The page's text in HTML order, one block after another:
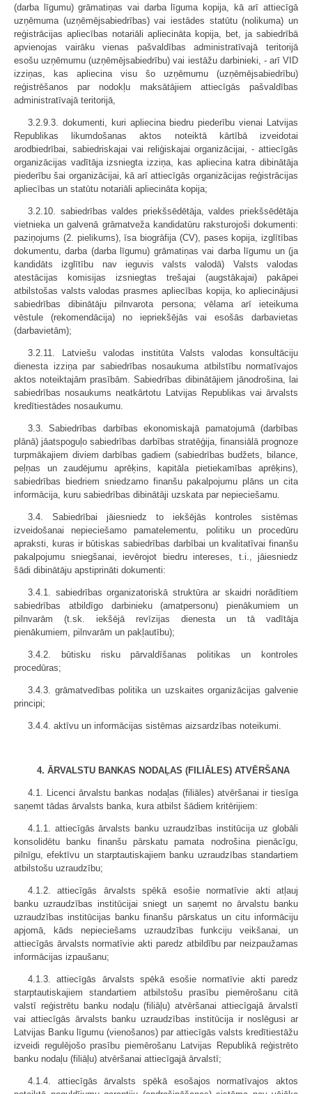
(darba līgumu) grāmatiņas vai darba līguma kopija, kā arī attiecīgā
uzņēmuma (uzņēmējsabiedrības) vai iestādes statūtu (nolikuma) un
reģistrācijas apliecības notariāli apliecināta kopija, bet, ja sabiedrībā
apvienojas vairāku vienas pašvaldības administratīvajā teritorijā
esošu uzņēmumu (uzņēmējsabiedrību) vai iestāžu darbinieki, - arī VID
izziņas, kas apliecina visu šo uzņēmumu (uzņēmējsabiedrību)
reģistrēšanos par nodokļu maksātājiem attiecīgās pašvaldības
administratīvajā teritorijā,
3.2.9.3. dokumenti, kuri apliecina biedru piederību vienai Latvijas
Republikas likumdošanas aktos noteiktā kārtībā izveidotai
arodbiedrībai, sabiedriskajai vai reliģiskajai organizācijai, - attiecīgās
organizācijas vadītāja izsniegta izziņa, kas apliecina katra dibinātāja
piederību šai organizācijai, kā arī attiecīgās organizācijas reģistrācijas
apliecības un statūtu notariāli apliecināta kopija;
3.2.10. sabiedrības valdes priekšsēdētāja, valdes priekšsēdētāja
vietnieka un galvenā grāmatveža kandidatūru raksturojoši dokumenti:
paziņojums (2. pielikums), īsa biogrāfija (CV), pases kopija, izglītības
dokumentu, darba (darba līgumu) grāmatiņas vai darba līgumu un (ja
kandidāts izglītību nav ieguvis valsts valodā) Valsts valodas
atestācijas komisijas izsniegtas trešajai (augstākajai) pakāpei
atbilstošas valsts valodas prasmes apliecības kopija, ko apliecinājusi
sabiedrības dibinātāju pilnvarota persona; vēlama arī ieteikuma
vēstule (rekomendācija) no iepriekšējās vai esošās darbavietas
(darbavietām);
3.2.11. Latviešu valodas institūta Valsts valodas konsultāciju
dienesta izziņa par sabiedrības nosaukuma atbilstību normatīvajos
aktos noteiktajām prasībām. Sabiedrības dibinātājiem jānodrošina, lai
sabiedrības nosaukums neatkārtotu Latvijas Republikas vai ārvalsts
kredītiestādes nosaukumu.
3.3. Sabiedrības darbības ekonomiskajā pamatojumā (darbības
plānā) jāatspoguļo sabiedrības darbības stratēģija, finansiālā prognoze
turpmākajiem diviem darbības gadiem (sabiedrības budžets, bilance,
peļņas un zaudējumu aprēķins, kapitāla pietiekamības aprēķins),
sabiedrības biedriem sniedzamo finanšu pakalpojumu plāns un cita
informācija, kuru sabiedrības dibinātāji uzskata par nepieciešamu.
3.4. Sabiedrībai jāiesniedz to iekšējās kontroles sistēmas
izveidošanai nepieciešamo pamatelementu, politiku un procedūru
apraksti, kuras ir būtiskas sabiedrības darbībai un kvalitatīvai finanšu
pakalpojumu sniegšanai, ievērojot biedru intereses, t.i., jāiesniedz
šādi dibinātāju apstiprināti dokumenti:
3.4.1. sabiedrības organizatoriskā struktūra ar skaidri norādītiem
sabiedrības atbildīgo darbinieku (amatpersonu) pienākumiem un
pilnvarām (t.sk. iekšējā revīzijas dienesta un tā vadītāja
pienākumiem, pilnvarām un pakļautību);
3.4.2. būtisku risku pārvaldīšanas politikas un kontroles
procedūras;
3.4.3. grāmatvedības politika un uzskaites organizācijas galvenie
principi;
3.4.4. aktīvu un informācijas sistēmas aizsardzības noteikumi.
4. ĀRVALSTU BANKAS NODAĻAS (FILIĀLES) ATVĒRŠANA
4.1. Licenci ārvalstu bankas nodaļas (filiāles) atvēršanai ir tiesīga
saņemt tādas ārvalsts banka, kura atbilst šādiem kritērijiem:
4.1.1. attiecīgās ārvalsts banku uzraudzības institūcija uz globāli
konsolidētu banku finanšu pārskatu pamata nodrošina pienācīgu,
pilnīgu, efektīvu un starptautiskajiem banku uzraudzības standartiem
atbilstošu uzraudzību;
4.1.2. attiecīgās ārvalsts spēkā esošie normatīvie akti atļauj
banku uzraudzības institūcijai sniegt un saņemt no ārvalstu banku
uzraudzības institūcijas banku finanšu pārskatus un citu informāciju
apjomā, kāds nepieciešams uzraudzības funkciju veikšanai, un
attiecīgās ārvalsts normatīvie akti paredz atbildību par neizpaužamas
informācijas izpaušanu;
4.1.3. attiecīgās ārvalsts spēkā esošie normatīvie akti paredz
starptautiskajiem standartiem atbilstošu prasību piemērošanu citā
valstī reģistrētu banku nodaļu (filiāļu) atvēršanai attiecīgajā ārvalstī
vai attiecīgās ārvalsts banku uzraudzības institūcija ir noslēgusi ar
Latvijas Banku līgumu (vienošanos) par attiecīgās valsts kredītiestāžu
izveidi regulējošo prasību piemērošanu Latvijas Republikā reģistrēto
banku nodaļu (filiāļu) atvēršanai attiecīgajā ārvalstī;
4.1.4. attiecīgās ārvalsts spēkā esošajos normatīvajos aktos